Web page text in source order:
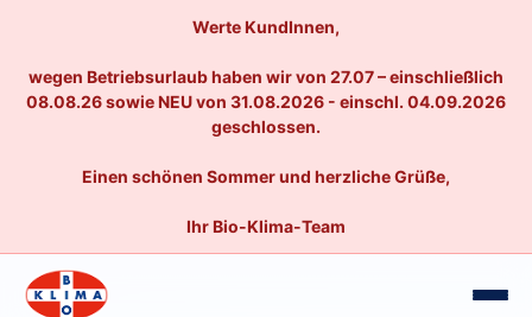
Werte KundInnen,
wegen Betriebsurlaub haben wir von 27.07 – einschließlich
08.08.26 sowie NEU von 31.08.2026 - einschl. 04.09.2026
geschlossen.
Einen schönen Sommer und herzliche Grüße,
Ihr Bio-Klima-Team